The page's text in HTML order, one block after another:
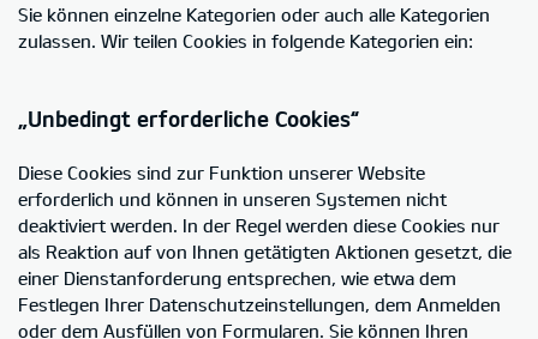
Sie können einzelne Kategorien oder auch alle Kategorien
zulassen. Wir teilen Cookies in folgende Kategorien ein:
„Unbedingt erforderliche Cookies“
Diese Cookies sind zur Funktion unserer Website
erforderlich und können in unseren Systemen nicht
deaktiviert werden. In der Regel werden diese Cookies nur
als Reaktion auf von Ihnen getätigten Aktionen gesetzt, die
einer Dienstanforderung entsprechen, wie etwa dem
Festlegen Ihrer Datenschutzeinstellungen, dem Anmelden
oder dem Ausfüllen von Formularen. Sie können Ihren